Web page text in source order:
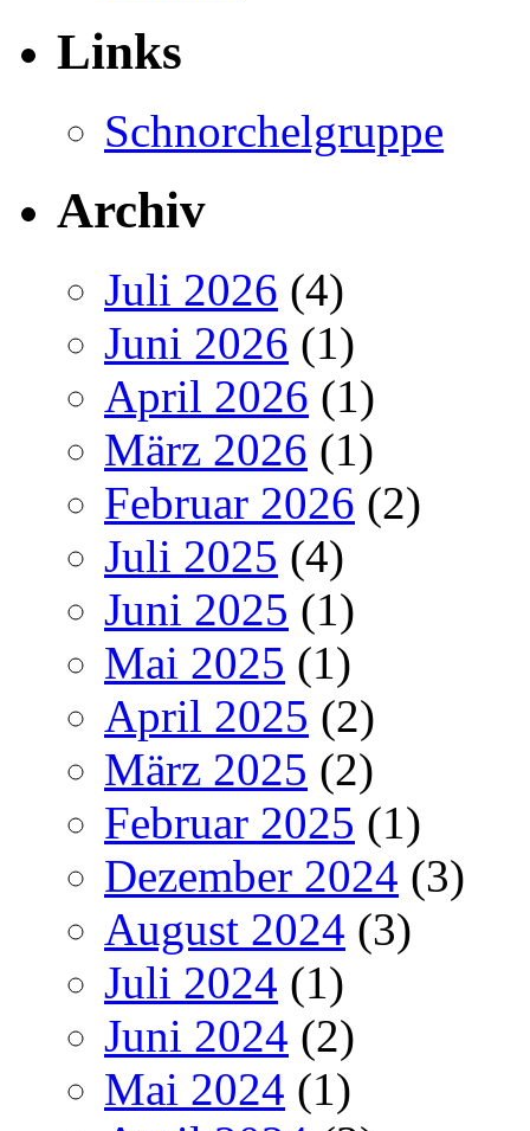
Links
Schnorchelgruppe
Archiv
Juli 2026 (4)
Juni 2026 (1)
April 2026 (1)
März 2026 (1)
Februar 2026 (2)
Juli 2025 (4)
Juni 2025 (1)
Mai 2025 (1)
April 2025 (2)
März 2025 (2)
Februar 2025 (1)
Dezember 2024 (3)
August 2024 (3)
Juli 2024 (1)
Juni 2024 (2)
Mai 2024 (1)